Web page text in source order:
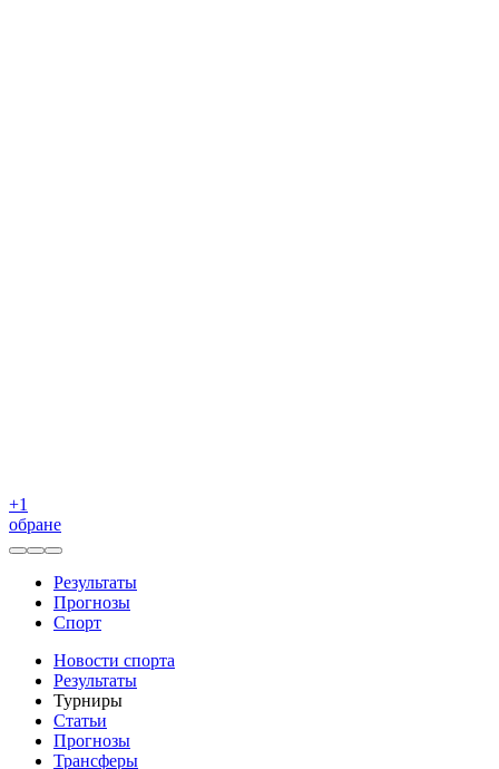
+1
обране
Результаты
Прогнозы
Спорт
Новости спорта
Результаты
Турниры
Статьи
Прогнозы
Трансферы